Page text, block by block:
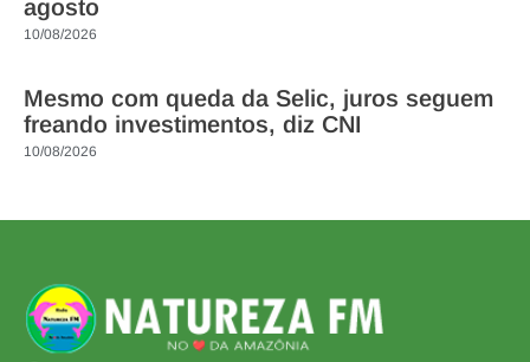
agosto
10/08/2026
Mesmo com queda da Selic, juros seguem
freando investimentos, diz CNI
10/08/2026